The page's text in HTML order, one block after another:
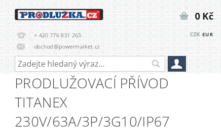
+ 420 776 831 263
obchod@powermarket.cz
CZK EUR
0 Kč
PRODLUŽOVACÍ PŘÍVOD
TITANEX
230V/63A/3P/3G10/IP67